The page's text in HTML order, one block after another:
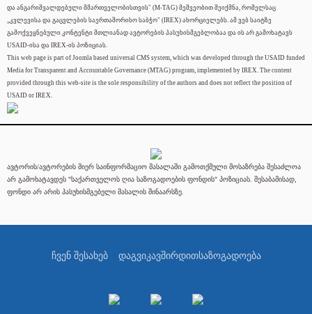
და ანგარიშვალდებული მმართველობისთვის" (M-TAG) მეშვეობით შეიქმნა, რომელსაც
„კვლევისა და გაცვლების საერთაშორისო საბჭო" (IREX) ახორციელებს. ამ ვებ საიტზე
გამოქვეყნებული კონტენტი მთლიანად ავტორების პასუხისმგებლობაა და ის არ გამოხატავს
USAID-ისა და IREX-ის პოზიციას.
This web page is part of Joomla based universal CMS system, which was developed through the USAID funded
Media for Transparent and Accountable Governance (MTAG) program, implemented by IREX. The content
provided through this web-site is the sole responsibility of the authors and does not reflect the position of
USAID or IREX.
ავტორის/ავტორების მიერ საინფორმაციო მასალაში გამოთქმული მოსაზრება შესაძლოა
არ გამოხატავდეს "საქართველოს ღია საზოგადოების ფონდის" პოზიციას. შესაბამისად,
ფონდი არ არის პასუხისმგებელი მასალის შინაარსზე.
ჩვენ შესახებ დაგვიკავშირდითსაზოგადოება